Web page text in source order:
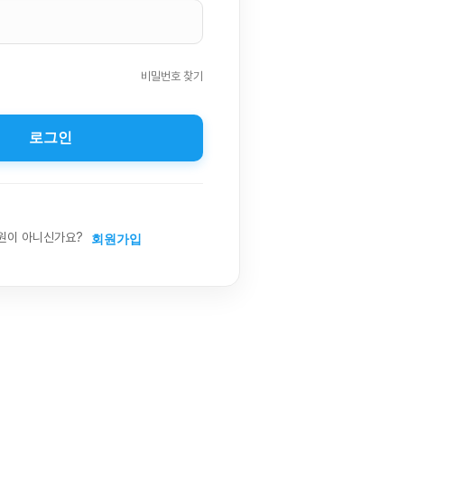
비밀번호 찾기
로그인
이 아니신가요? 회원가입